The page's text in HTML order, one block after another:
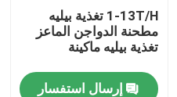
1-13T/H تغذية بيليه
مطحنة الدواجن الماعز
تغذية بيليه ماكينة
إرسال استفسار